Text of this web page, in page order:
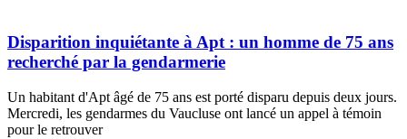
Disparition inquiétante à Apt : un homme de 75 ans
recherché par la gendarmerie
Un habitant d'Apt âgé de 75 ans est porté disparu depuis deux jours.
Mercredi, les gendarmes du Vaucluse ont lancé un appel à témoin
pour le retrouver